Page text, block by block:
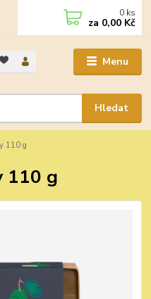
Menu
Hledat
0 ks
za 0,00 Kč
110 g
110 g